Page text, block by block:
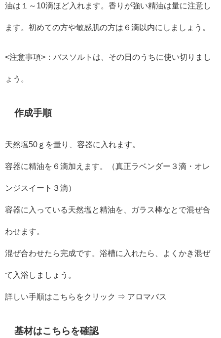
油は１～10滴ほど入れます。香りが強い精油は量に注意し
ます。初めての方や敏感肌の方は６滴以内にしましょう。
<注意事項>：バスソルトは、その日のうちに使い切りまし
ょう。
作成手順
天然塩50ｇを量り、容器に入れます。
容器に精油を６滴加えます。（真正ラベンダー３滴・オレ
ンジスイート３滴）
容器に入っている天然塩と精油を、ガラス棒なとで混ぜ合
わせます。
混ぜ合わせたら完成です。浴槽に入れたら、よくかき混ぜ
て入浴しましょう。
詳しい手順はこちらをクリック ⇒ アロマバス
基材はこちらを確認